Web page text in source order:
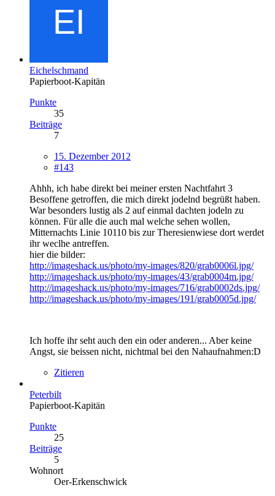
Eichelschmand
Papierboot-Kapitän
Punkte
35
Beiträge
7
15. Dezember 2012
#143
Ahhh, ich habe direkt bei meiner ersten Nachtfahrt 3
Besoffene getroffen, die mich direkt jodelnd begrüßt haben.
War besonders lustig als 2 auf einmal dachten jodeln zu
können. Für alle die auch mal welche sehen wollen,
Mitternachts Linie 10110 bis zur Theresienwiese dort werdet
ihr weclhe antreffen.
hier die bilder:
http://imageshack.us/photo/my-images/820/grab0006l.jpg/
http://imageshack.us/photo/my-images/43/grab0004m.jpg/
http://imageshack.us/photo/my-images/716/grab0002ds.jpg/
http://imageshack.us/photo/my-images/191/grab0005d.jpg/
Ich hoffe ihr seht auch den ein oder anderen... Aber keine
Angst, sie beissen nicht, nichtmal bei den Nahaufnahmen:D
Zitieren
Peterbilt
Papierboot-Kapitän
Punkte
25
Beiträge
5
Wohnort
Oer-Erkenschwick